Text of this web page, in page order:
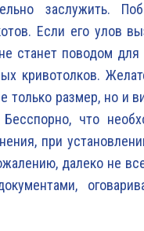
заслужить.
Если его улов
станет поводом для
кривотолков.
только размер, но и
что
при
далеко не